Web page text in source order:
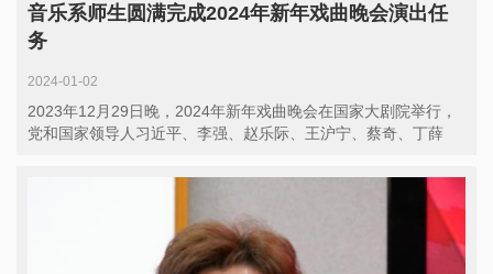
音乐系师生圆满完成2024年新年戏曲晚会演出任
务
2024-01-02
2023年12月29日晚，2024年新年戏曲晚会在国家大剧院举行，
党和国家领导人习近平、李强、赵乐际、王沪宁、蔡奇、丁薛